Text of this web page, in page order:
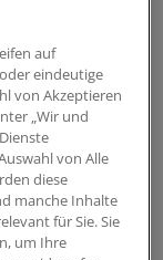
haben dem
einer
medizinische
um. Ein
ändern soll.
auf
eindeutige
von Akzeptieren
„Wir und
von Alle
diese
manche Inhalte
für Sie. Sie
um Ihre